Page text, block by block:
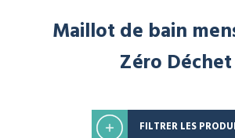
Maillot de bain
Zéro Déchet
FILTRER LES